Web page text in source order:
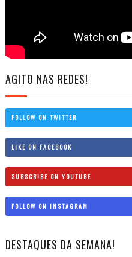
AGITO NAS REDES!
FOLLOW ON TWITTER
LIKE ON FACEBOOK
SUBSCRIBE ON YOUTUBE
FOLLOW ON INSTAGRAM
DESTAQUES DA SEMANA!